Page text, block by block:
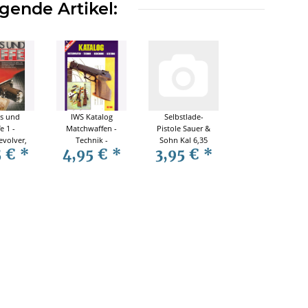
Artikel:
und
1 -
€ *
IWS Katalog
Matchwaffen -
Technik -
Bedienung -
Leistung -
4,95 € *
Selbstlade-
Pistole Sauer &
Sohn Kal 6,35
mm, W.T.
Modelle
3,95 € *